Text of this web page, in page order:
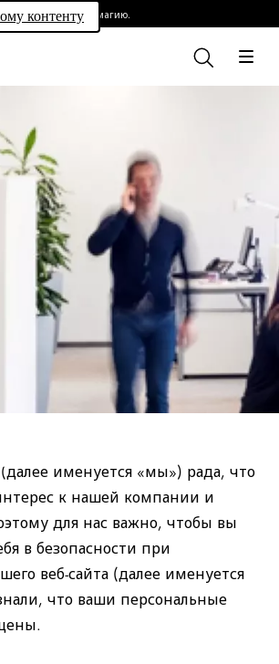
контенту
Раскройте свою магию.
именуется «мы») рада, что
к нашей компании и
для нас важно, чтобы вы
в безопасности при
веб-сайта (далее именуется
что ваши персональные